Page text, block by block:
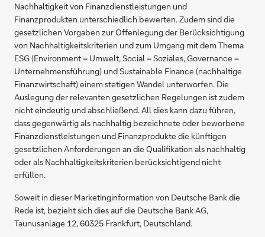
Nachhaltigkeit von Finanzdienstleistungen und
Finanzprodukten unterschiedlich bewerten. Zudem sind die
gesetzlichen Vorgaben zur Offenlegung der Berücksichtigung
von Nachhaltigkeitskriterien und zum Umgang mit dem Thema
ESG (Environment = Umwelt, Social = Soziales, Governance =
Unternehmensführung) und Sustainable Finance (nachhaltige
Finanzwirtschaft) einem stetigen Wandel unterworfen. Die
Auslegung der relevanten gesetzlichen Regelungen ist zudem
nicht eindeutig und abschließend. All dies kann dazu führen,
dass gegenwärtig als nachhaltig bezeichnete oder beworbene
Finanzdienstleistungen und Finanzprodukte die künftigen
gesetzlichen Anforderungen an die Qualifikation als nachhaltig
oder als Nachhaltigkeitskriterien berücksichtigend nicht
erfüllen.
Soweit in dieser Marketinginformation von Deutsche Bank die
Rede ist, bezieht sich dies auf die Deutsche Bank AG,
Taunusanlage 12, 60325 Frankfurt, Deutschland.